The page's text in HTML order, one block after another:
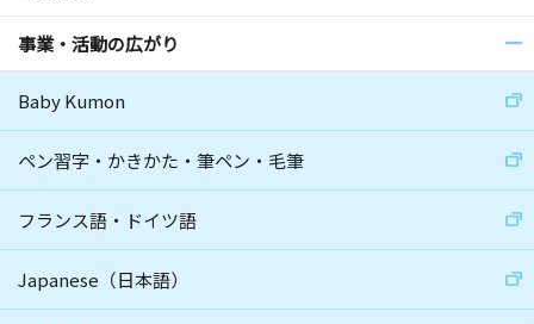
事業・活動の広がり
Baby Kumon
ペン習字・かきかた・筆ペン・毛筆
フランス語・ドイツ語
Japanese（日本語）